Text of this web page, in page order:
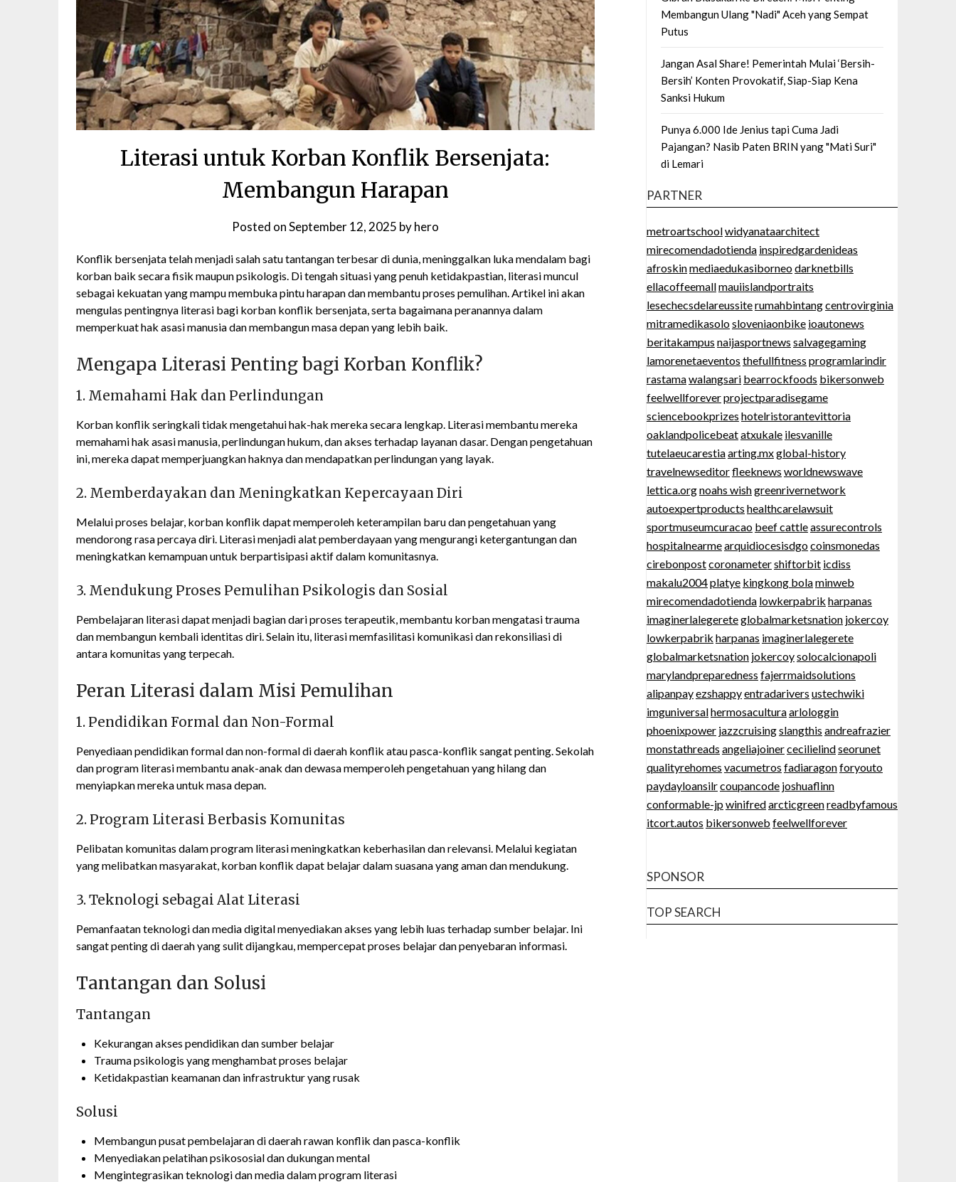
Literasi untuk Korban Konflik Bersenjata:
Membangun Harapan
Posted onSeptember 12, 2025 byhero
Konflik bersenjata telah menjadi salah satu tantangan terbesar di dunia, meninggalkan luka mendalam bagi
korban baik secara fisik maupun psikologis. Di tengah situasi yang penuh ketidakpastian, literasi muncul
sebagai kekuatan yang mampu membuka pintu harapan dan membantu proses pemulihan. Artikel ini akan
mengulas pentingnya literasi bagi korban konflik bersenjata, serta bagaimana peranannya dalam
memperkuat hak asasi manusia dan membangun masa depan yang lebih baik.
Mengapa Literasi Penting bagi Korban Konflik?
1. Memahami Hak dan Perlindungan
Korban konflik seringkali tidak mengetahui hak-hak mereka secara lengkap. Literasi membantu mereka
memahami hak asasi manusia, perlindungan hukum, dan akses terhadap layanan dasar. Dengan pengetahuan
ini, mereka dapat memperjuangkan haknya dan mendapatkan perlindungan yang layak.
2. Memberdayakan dan Meningkatkan Kepercayaan Diri
Melalui proses belajar, korban konflik dapat memperoleh keterampilan baru dan pengetahuan yang
mendorong rasa percaya diri. Literasi menjadi alat pemberdayaan yang mengurangi ketergantungan dan
meningkatkan kemampuan untuk berpartisipasi aktif dalam komunitasnya.
3. Mendukung Proses Pemulihan Psikologis dan Sosial
Pembelajaran literasi dapat menjadi bagian dari proses terapeutik, membantu korban mengatasi trauma
dan membangun kembali identitas diri. Selain itu, literasi memfasilitasi komunikasi dan rekonsiliasi di
antara komunitas yang terpecah.
Peran Literasi dalam Misi Pemulihan
1. Pendidikan Formal dan Non-Formal
Penyediaan pendidikan formal dan non-formal di daerah konflik atau pasca-konflik sangat penting. Sekolah
dan program literasi membantu anak-anak dan dewasa memperoleh pengetahuan yang hilang dan
menyiapkan mereka untuk masa depan.
2. Program Literasi Berbasis Komunitas
Pelibatan komunitas dalam program literasi meningkatkan keberhasilan dan relevansi. Melalui kegiatan
yang melibatkan masyarakat, korban konflik dapat belajar dalam suasana yang aman dan mendukung.
3. Teknologi sebagai Alat Literasi
Pemanfaatan teknologi dan media digital menyediakan akses yang lebih luas terhadap sumber belajar. Ini
sangat penting di daerah yang sulit dijangkau, mempercepat proses belajar dan penyebaran informasi.
Tantangan dan Solusi
Tantangan
Kekurangan akses pendidikan dan sumber belajar
Trauma psikologis yang menghambat proses belajar
Ketidakpastian keamanan dan infrastruktur yang rusak
Solusi
Membangun pusat pembelajaran di daerah rawan konflik dan pasca-konflik
Menyediakan pelatihan psikososial dan dukungan mental
Mengintegrasikan teknologi dan media dalam program literasi
Membangun Ulang "Nadi" Aceh yang Sempat
Putus
Jangan Asal Share! Pemerintah Mulai ‘Bersih-
Bersih’ Konten Provokatif, Siap-Siap Kena
Sanksi Hukum
Punya 6.000 Ide Jenius tapi Cuma Jadi
Pajangan? Nasib Paten BRIN yang "Mati Suri"
di Lemari
PARTNER
metroartschoolwidyanataarchitect
mirecomendadotienda inspiredgardenideas
afroskinmediaedukasiborneodarknetbills
ellacoffeemallmauiislandportraits
lesechecsdelareussiterumahbintangcentrovirginia
mitramedikasolosloveniaonbike ioautonews
beritakampus naijasportnews salvagegaming
lamorenetaeventos thefullfitness programlarindir
rastamawalangsari bearrockfoods bikersonweb
feelwellforeverprojectparadisegame
sciencebookprizes hotelristorantevittoria
oaklandpolicebeatatxukale ilesvanille
tutelaeucarestiaarting.mxglobal-history
travelnewseditorfleeknews worldnewswave
lettica.orgnoahs wishgreenrivernetwork
autoexpertproducts healthcarelawsuit
sportmuseumcuracao beef cattleassurecontrols
hospitalnearmearquidiocesisdgocoinsmonedas
cirebonpostcoronametershiftorbit icdiss
makalu2004platye kingkong bolaminweb
mirecomendadotienda lowkerpabrik harpanas
imaginerlalegereteglobalmarketsnation jokercoy
lowkerpabrik harpanas imaginerlalegerete
globalmarketsnation jokercoysolocalcionapoli
marylandpreparedness fajerrmaidsolutions
alipanpayezshappyentradarivers ustechwiki
imguniversalhermosaculturaarlologgin
phoenixpower jazzcruisingslangthis andreafrazier
monstathreads angeliajoinercecilielindseorunet
qualityrehomes vacumetros fadiaragonforyouto
paydayloansilrcoupancode joshuaflinn
conformable-jpwinifredarcticgreenreadbyfamous
itcort.autos bikersonweb feelwellforever
SPONSOR
TOP SEARCH